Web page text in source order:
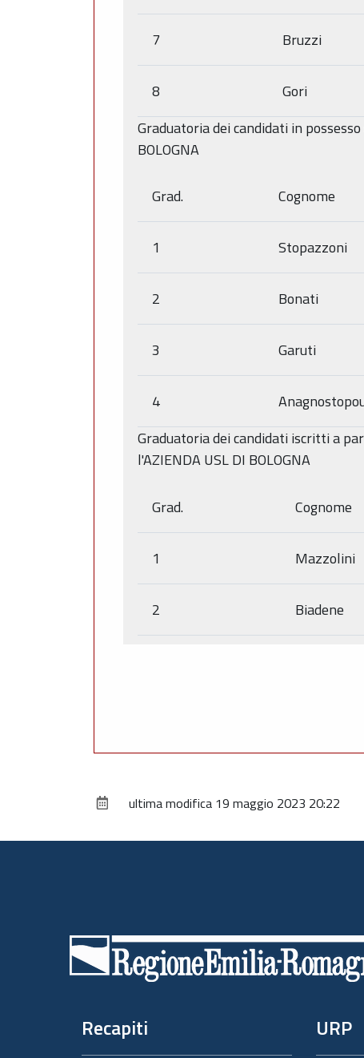
7 Bruzzi
8 Gori
Graduatoria dei candidati in
BOLOGNA
Grad. Cognome
1 Stopazzoni
2 Bonati
3 Garuti
4
Graduatoria dei candidati iscritti a
l'AZIENDA USL DI BOLOGNA
Grad. Cognome
1 Mazzolini
2 Biadene
ultima modifica 19 maggio 2023 20:22
Recapiti URP